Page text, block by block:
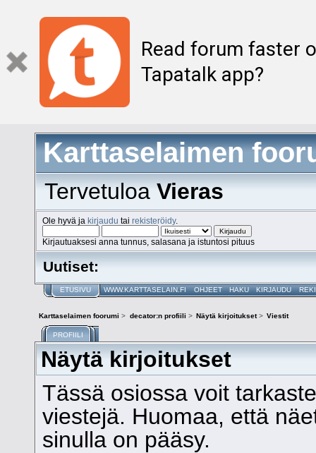
Read forum faster
Tapatalk app?
Karttaselaimen
TervetuloaVieras
Ole hyvä jakirjaudu tairekisteröidy.
Kirjautuaksesi anna tunnus, salasana ja istuntosi pituus
Uutiset:
ETUSIVU WWW.KARTTASELAIN.FI OHJEET HAKU KIRJAUDU
Karttaselaimen foorumi > decator:n profiili > Näytä kirjoitukset> Viestit
PROFIILI
Näytä kirjoitukset
Tässä osiossa voit
viestejä. Huomaa, että
sinulla on pääsy.